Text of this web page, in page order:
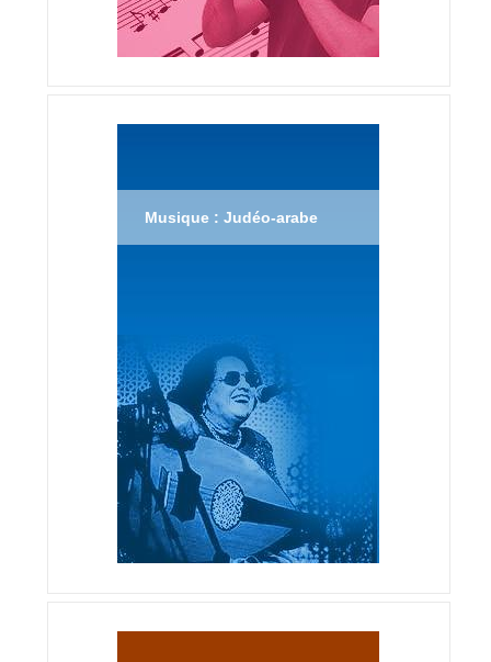
Musique : Judéo-arabe